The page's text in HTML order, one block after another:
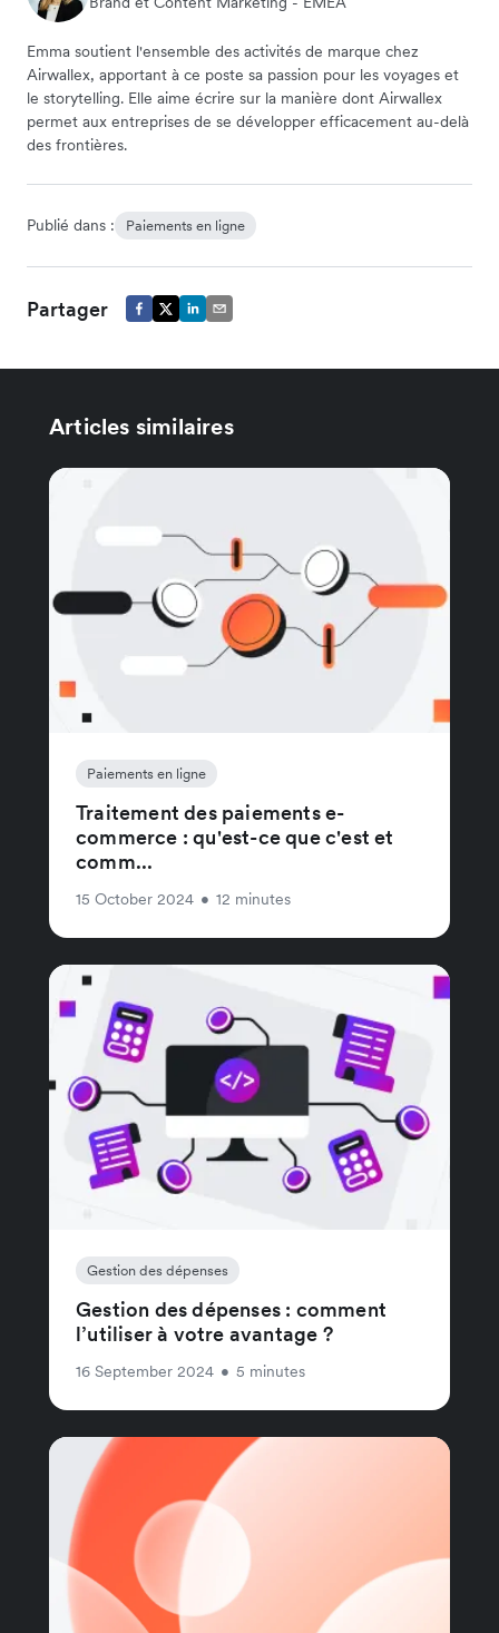
Emma soutient l'ensemble des activités de marque chez
Airwallex, apportant à ce poste sa passion pour les voyages et
le storytelling. Elle aime écrire sur la manière dont Airwallex
permet aux entreprises de se développer efficacement au-delà
des frontières.
Publié dans : Paiements en ligne
Partager
Articles similaires
Paiements en ligne
Traitement des paiements e-
commerce : qu'est-ce que c'est et
comm...
15 October 2024 • 12 minutes
Gestion des dépenses
Gestion des dépenses : comment
l’utiliser à votre avantage ?
16 September 2024 • 5 minutes